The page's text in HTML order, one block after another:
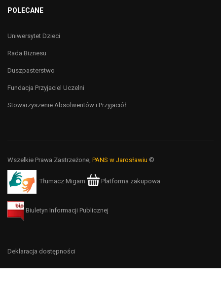
POLECANE
Uniwersytet Dzieci
Rada Biznesu
Duszpasterstwo
Fundacja Przyjaciel Uczelni
Stowarzyszenie Absolwentów i Przyjaciół
Wszelkie Prawa Zastrzeżone, PANS w Jarosławiu ©
Tłumacz Migam Platforma zakupowa
Biuletyn Informacji Publicznej
Deklaracja dostępności